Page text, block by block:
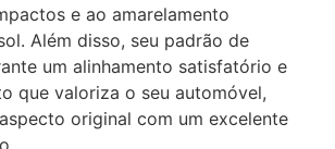
e ao amarelamento
Além disso, seu padrão de
um alinhamento satisfatório e
que valoriza o seu automóvel,
original com um excelente